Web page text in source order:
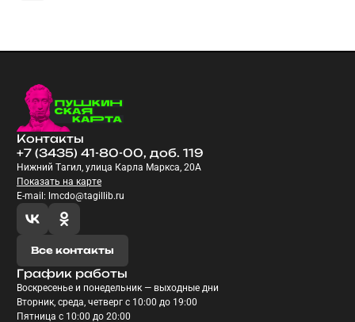
Контакты
+7 (3435) 41-80-00, доб. 119
Нижний Тагил, улица Карла Маркса, 20А
Показать на карте
E-mail: lmcdo@tagillib.ru
Все контакты
График работы
Воскресенье и понедельник — выходные дни
Вторник, среда, четверг с 10:00 до 19:00
Пятница с 10:00 до 20:00